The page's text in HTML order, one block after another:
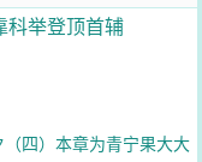
科举登顶首辅
四）本章为青宁果大大